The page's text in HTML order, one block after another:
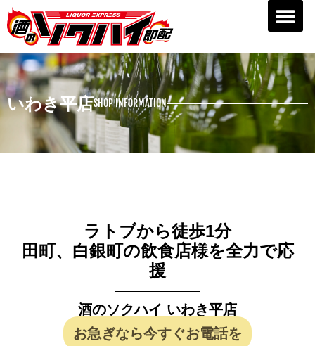
いわき平店SHOP INFORMATION
ラトブから徒歩1分
田町、白銀町の飲食店様を全力で応
援
酒のソクハイ いわき平店
お急ぎなら今すぐお電話を